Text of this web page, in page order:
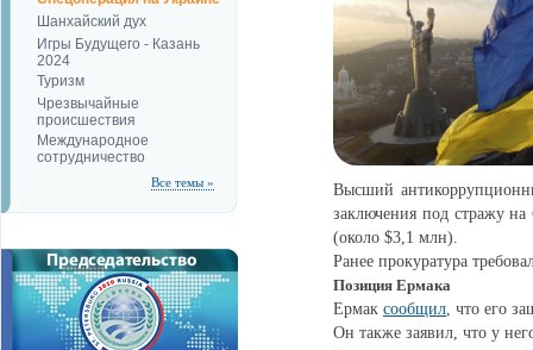
Шанхайский дух
Игры Будущего - Казань
2024
Туризм
Чрезвычайные
происшествия
Международное
сотрудничество
Все темы »
Высший
заключения под стражу
(около $3,1 млн).
Ранее прокуратура
Позиция Ермака
Ермак сообщил, что его
Он также заявил, что у